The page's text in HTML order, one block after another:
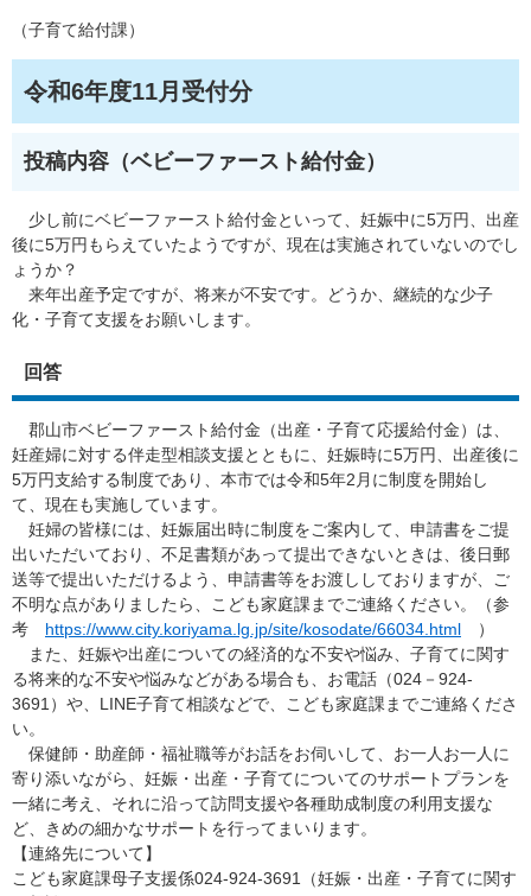
（子育て給付課）
令和6年度11月受付分
投稿内容（ベビーファースト給付金）
少し前にベビーファースト給付金といって、妊娠中に5万円、出産
後に5万円もらえていたようですが、現在は実施されていないのでし
ょうか？
来年出産予定ですが、将来が不安です。どうか、継続的な少子
化・子育て支援をお願いします。
回答
郡山市ベビーファースト給付金（出産・子育て応援給付金）は、
妊産婦に対する伴走型相談支援とともに、妊娠時に5万円、出産後に
5万円支給する制度であり、本市では令和5年2月に制度を開始し
て、現在も実施しています。
妊婦の皆様には、妊娠届出時に制度をご案内して、申請書をご提
出いただいており、不足書類があって提出できないときは、後日郵
送等で提出いただけるよう、申請書等をお渡ししておりますが、ご
不明な点がありましたら、こども家庭課までご連絡ください。（参
考 https://www.city.koriyama.lg.jp/site/kosodate/66034.html ）
また、妊娠や出産についての経済的な不安や悩み、子育てに関す
る将来的な不安や悩みなどがある場合も、お電話（024－924-
3691）や、LINE子育て相談などで、こども家庭課までご連絡くださ
い。
保健師・助産師・福祉職等がお話をお伺いして、お一人お一人に
寄り添いながら、妊娠・出産・子育てについてのサポートプランを
一緒に考え、それに沿って訪問支援や各種助成制度の利用支援な
ど、きめの細かなサポートを行ってまいります。
【連絡先について】
こども家庭課母子支援係024-924-3691（妊娠・出産・子育てに関す